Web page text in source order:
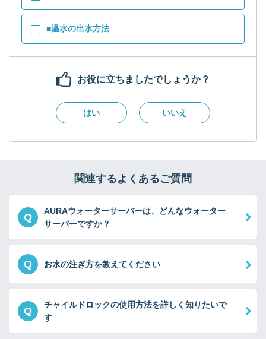
■温水の出水方法
お役に立ちましたでしょうか？
はい いいえ
関連するよくあるご質問
Q
AURAウォーターサーバーは、どんなウォーター
サーバーですか？
Q お水の注ぎ方を教えてください
Q
チャイルドロックの使用方法を詳しく知りたいで
す